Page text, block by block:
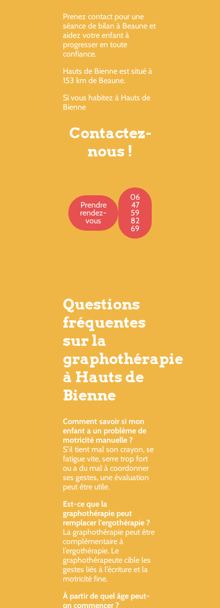
Prenez contact pour une
séance de bilan à Beaune et
aidez votre enfant à
progresser en toute
confiance.
Hauts de Bienne est situé à
153 km de Beaune.
Si vous habitez à Hauts de
Bienne
Contactez-
nous !
Prendre
rendez-
vous
06
47
59
82
69
Questions
fréquentes
sur la
graphothérapie
à Hauts de
Bienne
Comment savoir si mon
enfant a un problème de
motricité manuelle ?
S’il tient mal son crayon, se
fatigue vite, serre trop fort
ou a du mal à coordonner
ses gestes, une évaluation
peut être utile.
Est-ce que la
graphothérapie peut
remplacer l’ergothérapie ?
La graphothérapie peut être
complémentaire à
l’ergothérapie. Le
graphothérapeute cible les
gestes liés à l’écriture et la
motricité fine.
À partir de quel âge peut-
on commencer ?